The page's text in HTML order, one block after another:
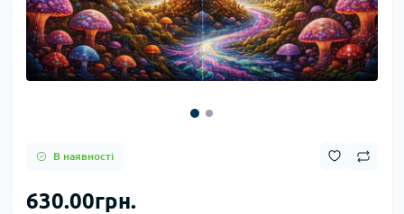
В наявності
630.00грн.